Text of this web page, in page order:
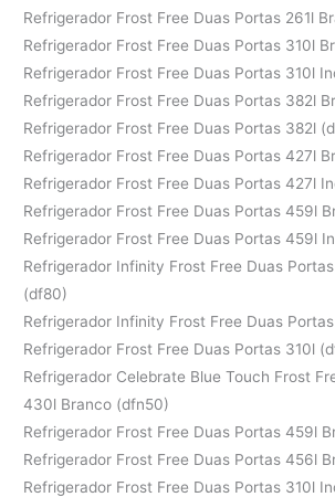
Refrigerador Frost Free Duas Portas 261l
Refrigerador Frost Free Duas Portas 310l
Refrigerador Frost Free Duas Portas 310l
Refrigerador Frost Free Duas Portas 382l
Refrigerador Frost Free Duas Portas 382l
Refrigerador Frost Free Duas Portas 427l
Refrigerador Frost Free Duas Portas 427l
Refrigerador Frost Free Duas Portas 459l
Refrigerador Frost Free Duas Portas 459l
Refrigerador Infinity Frost Free Duas
(df80)
Refrigerador Infinity Frost Free Duas
Refrigerador Frost Free Duas Portas 310l
Refrigerador Celebrate Blue Touch Frost
430l Branco (dfn50)
Refrigerador Frost Free Duas Portas 459l
Refrigerador Frost Free Duas Portas 456l
Refrigerador Frost Free Duas Portas 310l